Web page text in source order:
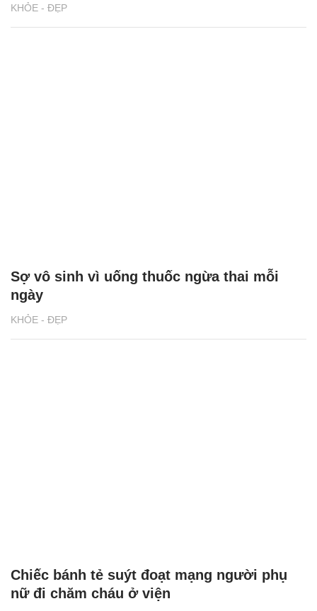
KHỎE - ĐẸP
KHỎE - ĐẸP
Sợ vô sinh vì uống thuốc ngừa thai mỗi
ngày
Chiếc bánh tẻ suýt đoạt mạng người phụ
nữ đi chăm cháu ở viện